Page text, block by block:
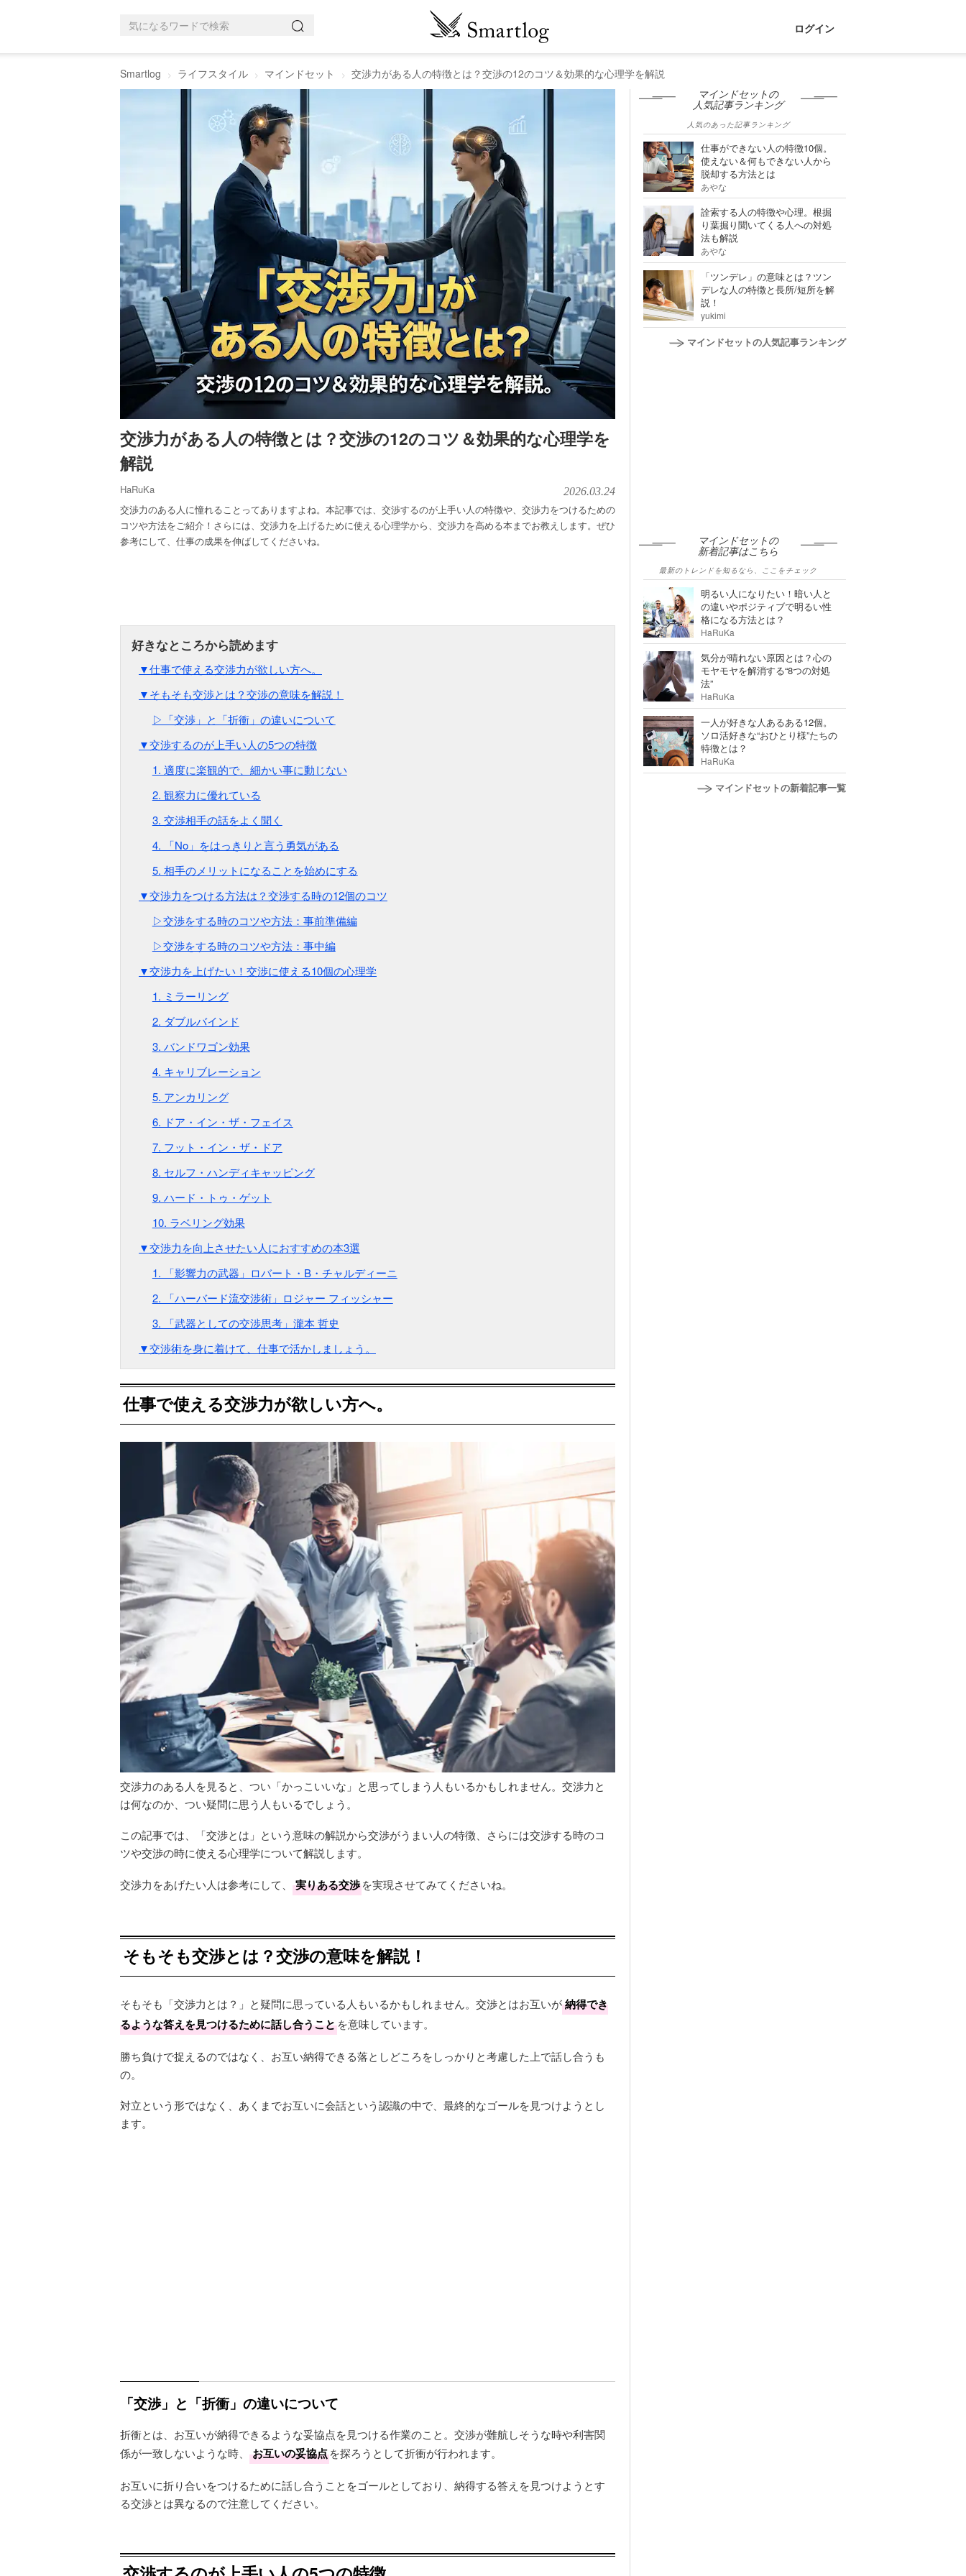
ログイン
Smartlog ライフスタイル マインドセット 交渉力がある人の特徴とは？交渉の12のコツ＆効果的な心理学を解説
交渉力がある人の特徴とは？交渉の12のコツ＆効果的な心理学を
解説
HaRuKa 2026.03.24
交渉力のある人に憧れることってありますよね。本記事では、交渉するのが上手い人の特徴や、交渉力をつけるための
コツや方法をご紹介！さらには、交渉力を上げるために使える心理学から、交渉力を高める本までお教えします。ぜひ
参考にして、仕事の成果を伸ばしてくださいね。
▼仕事で使える交渉力が欲しい方へ。
▼そもそも交渉とは？交渉の意味を解説！
▷「交渉」と「折衝」の違いについて
▼交渉するのが上手い人の5つの特徴
1. 適度に楽観的で、細かい事に動じない
2. 観察力に優れている
3. 交渉相手の話をよく聞く
4. 「No」をはっきりと言う勇気がある
5. 相手のメリットになることを始めにする
▼交渉力をつける方法は？交渉する時の12個のコツ
▷交渉をする時のコツや方法：事前準備編
▷交渉をする時のコツや方法：事中編
▼交渉力を上げたい！交渉に使える10個の心理学
1. ミラーリング
2. ダブルバインド
3. バンドワゴン効果
4. キャリブレーション
5. アンカリング
6. ドア・イン・ザ・フェイス
7. フット・イン・ザ・ドア
8. セルフ・ハンディキャッピング
9. ハード・トゥ・ゲット
10. ラベリング効果
▼交渉力を向上させたい人におすすめの本3選
1. 「影響力の武器」ロバート・B・チャルディーニ
2. 「ハーバード流交渉術」ロジャー フィッシャー
3. 「武器としての交渉思考」瀧本 哲史
▼交渉術を身に着けて、仕事で活かしましょう。
仕事で使える交渉力が欲しい方へ。
交渉力のある人を見ると、つい「かっこいいな」と思ってしまう人もいるかもしれません。交渉力と
は何なのか、つい疑問に思う人もいるでしょう。
この記事では、「交渉とは」という意味の解説から交渉がうまい人の特徴、さらには交渉する時のコ
ツや交渉の時に使える心理学について解説します。
交渉力をあげたい人は参考にして、 実りある交渉を実現させてみてくださいね。
そもそも交渉とは？交渉の意味を解説！
そもそも「交渉力とは？」と疑問に思っている人もいるかもしれません。交渉とはお互いが納得でき
るような答えを見つけるために話し合うことを意味しています。
勝ち負けで捉えるのではなく、お互い納得できる落としどころをしっかりと考慮した上で話し合うも
の。
対立という形ではなく、あくまでお互いに会話という認識の中で、最終的なゴールを見つけようとし
ます。
「交渉」と「折衝」の違いについて
折衝とは、お互いが納得できるような妥協点を見つける作業のこと。交渉が難航しそうな時や利害関
係が一致しないような時、
お互いの妥協点を探ろうとして折衝が行われます。
お互いに折り合いをつけるために話し合うことをゴールとしており、納得する答えを見つけようとす
る交渉とは異なるので注意してください。
マインドセットの
人気記事ランキング
人気のあった記事ランキング
仕事ができない人の特徴10個。
使えない＆何もできない人から
脱却する方法とは
あやな
詮索する人の特徴や心理。根掘
り葉掘り聞いてくる人への対処
法も解説
あやな
「ツンデレ」の意味とは？ツン
デレな人の特徴と長所/短所を解
説！
yukimi
マインドセットの人気記事ランキング
マインドセットの
新着記事はこちら
最新のトレンドを知るなら、ここをチェック
明るい人になりたい！暗い人と
の違いやポジティブで明るい性
格になる方法とは？
HaRuKa
気分が晴れない原因とは？心の
モヤモヤを解消する“8つの対処
法”
HaRuKa
一人が好きな人あるある12個。
ソロ活好きな“おひとり様”たちの
特徴とは？
HaRuKa
マインドセットの新着記事一覧